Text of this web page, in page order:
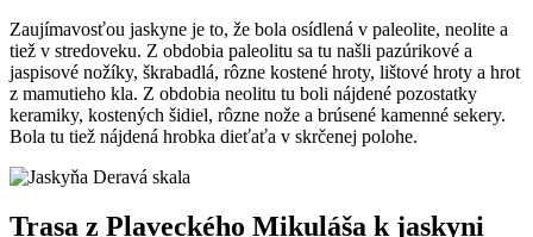
Zaujímavosťou jaskyne je to, že bola osídlená v paleolite, neolite a
tiež v stredoveku. Z obdobia paleolitu sa tu našli pazúrikové a
jaspisové nožíky, škrabadlá, rôzne kostené hroty, lištové hroty a hrot
z mamutieho kla. Z obdobia neolitu tu boli nájdené pozostatky
keramiky, kostených šidiel, rôzne nože a brúsené kamenné sekery.
Bola tu tiež nájdená hrobka dieťaťa v skrčenej polohe.
Trasa z Plaveckého Mikuláša k jaskyni